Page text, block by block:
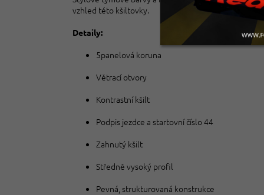
vzhled této kšiltovky.
Detaily:
5panelová koruna
Větrací otvory
Kontrastní kšilt
Podpis jezdce a startovní číslo 44
Zahnutý kšilt
Středně vysoký profil
Pevná, strukturovaná konstrukce